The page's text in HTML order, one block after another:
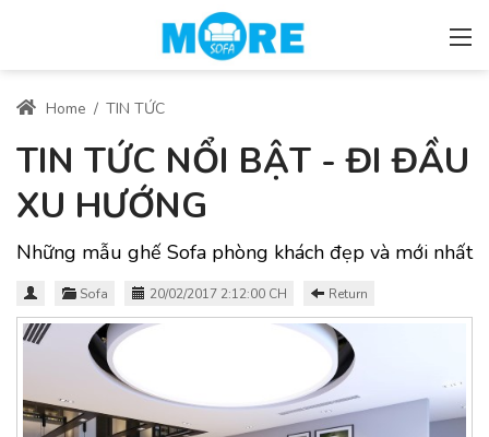
Home / TIN TỨC
TIN TỨC NỔI BẬT - ĐI ĐẦU
XU HƯỚNG
Những mẫu ghế Sofa phòng khách đẹp và mới nhất
Sofa 20/02/2017 2:12:00 CH Return